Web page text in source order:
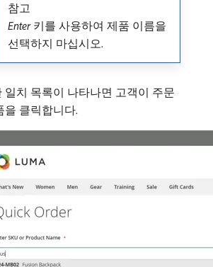
참고
Enter키를 사용하여 제품 이름을
선택하지 마십시오.
일치 목록이 나타나면 고객이 주문
을 클릭합니다.